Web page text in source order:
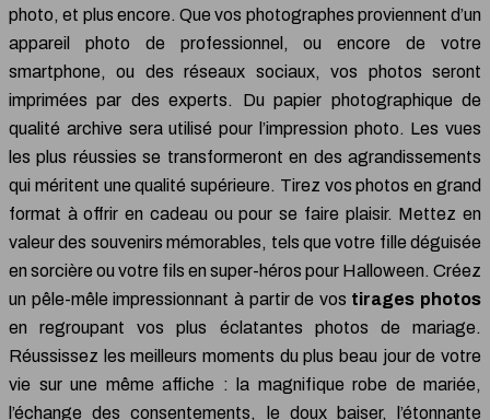
photo, et plus encore. Que vos photographes proviennent d’un
appareil photo de professionnel, ou encore de votre
smartphone, ou des réseaux sociaux, vos photos seront
imprimées par des experts. Du papier photographique de
qualité archive sera utilisé pour l’impression photo. Les vues
les plus réussies se transformeront en des agrandissements
qui méritent une qualité supérieure. Tirez vos photos en grand
format à offrir en cadeau ou pour se faire plaisir. Mettez en
valeur des souvenirs mémorables, tels que votre fille déguisée
en sorcière ou votre fils en super-héros pour Halloween. Créez
un pêle-mêle impressionnant à partir de vos tirages photos
en regroupant vos plus éclatantes photos de mariage.
Réussissez les meilleurs moments du plus beau jour de votre
vie sur une même affiche : la magnifique robe de mariée,
l’échange des consentements, le doux baiser, l’étonnante